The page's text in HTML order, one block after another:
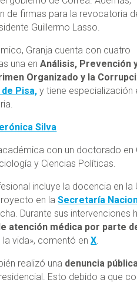
de firmas para la revocatoria
Guillermo Lasso.
Granja cuenta con cuatro
una enAnálisis, Prevención
Organizado y la
Pisa, y tiene especialización
Silva
con un doctorado en
y Ciencias Políticas.
incluye la docencia en la
en laSecretaría
Durante sus
atención médica por parte
vida», comentó enX.
realizó una denuncia
Esto debido a que